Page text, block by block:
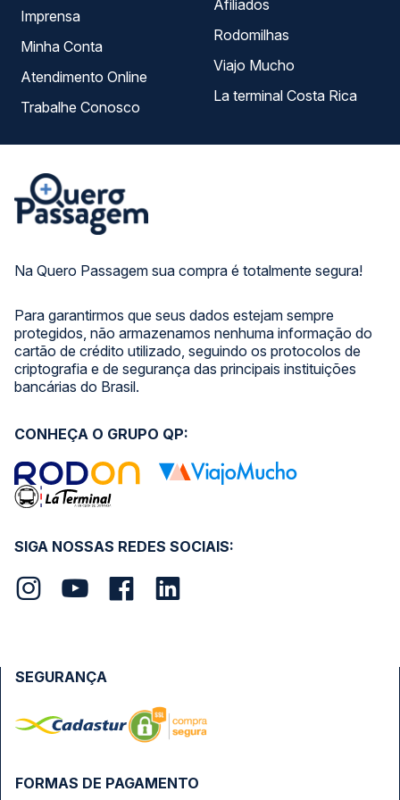
Na Quero Passagem sua compra é totalmente segura!
Para garantirmos que seus dados estejam sempre
protegidos, não armazenamos nenhuma informação do
cartão de crédito utilizado, seguindo os protocolos de
criptografia e de segurança das principais instituições
bancárias do Brasil.
Imprensa
Minha Conta
Atendimento Online
Trabalhe Conosco
Afiliados
Rodomilhas
Viajo Mucho
La terminal Costa Rica
SIGA NOSSAS REDES SOCIAIS:
CONHEÇA O GRUPO QP:
FORMAS DE PAGAMENTO
SEGURANÇA